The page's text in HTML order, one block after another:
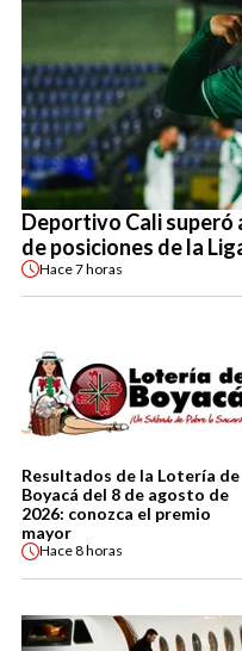
Deportivo Cali superó
de posiciones de la
Hace7 horas
Resultados de la Lotería de
Boyacá del 8 de agosto de
2026: conozca el premio
mayor
Hace8 horas